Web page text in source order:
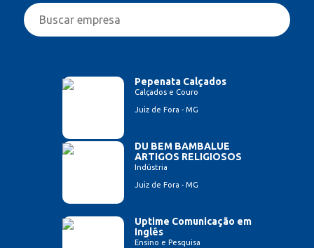
Pepenata Calçados
Calçados e Couro
Juiz de Fora - MG
DU BEM BAMBALUE
ARTIGOS RELIGIOSOS
Indústria
Juiz de Fora - MG
Uptime Comunicação em
Inglês
Ensino e Pesquisa